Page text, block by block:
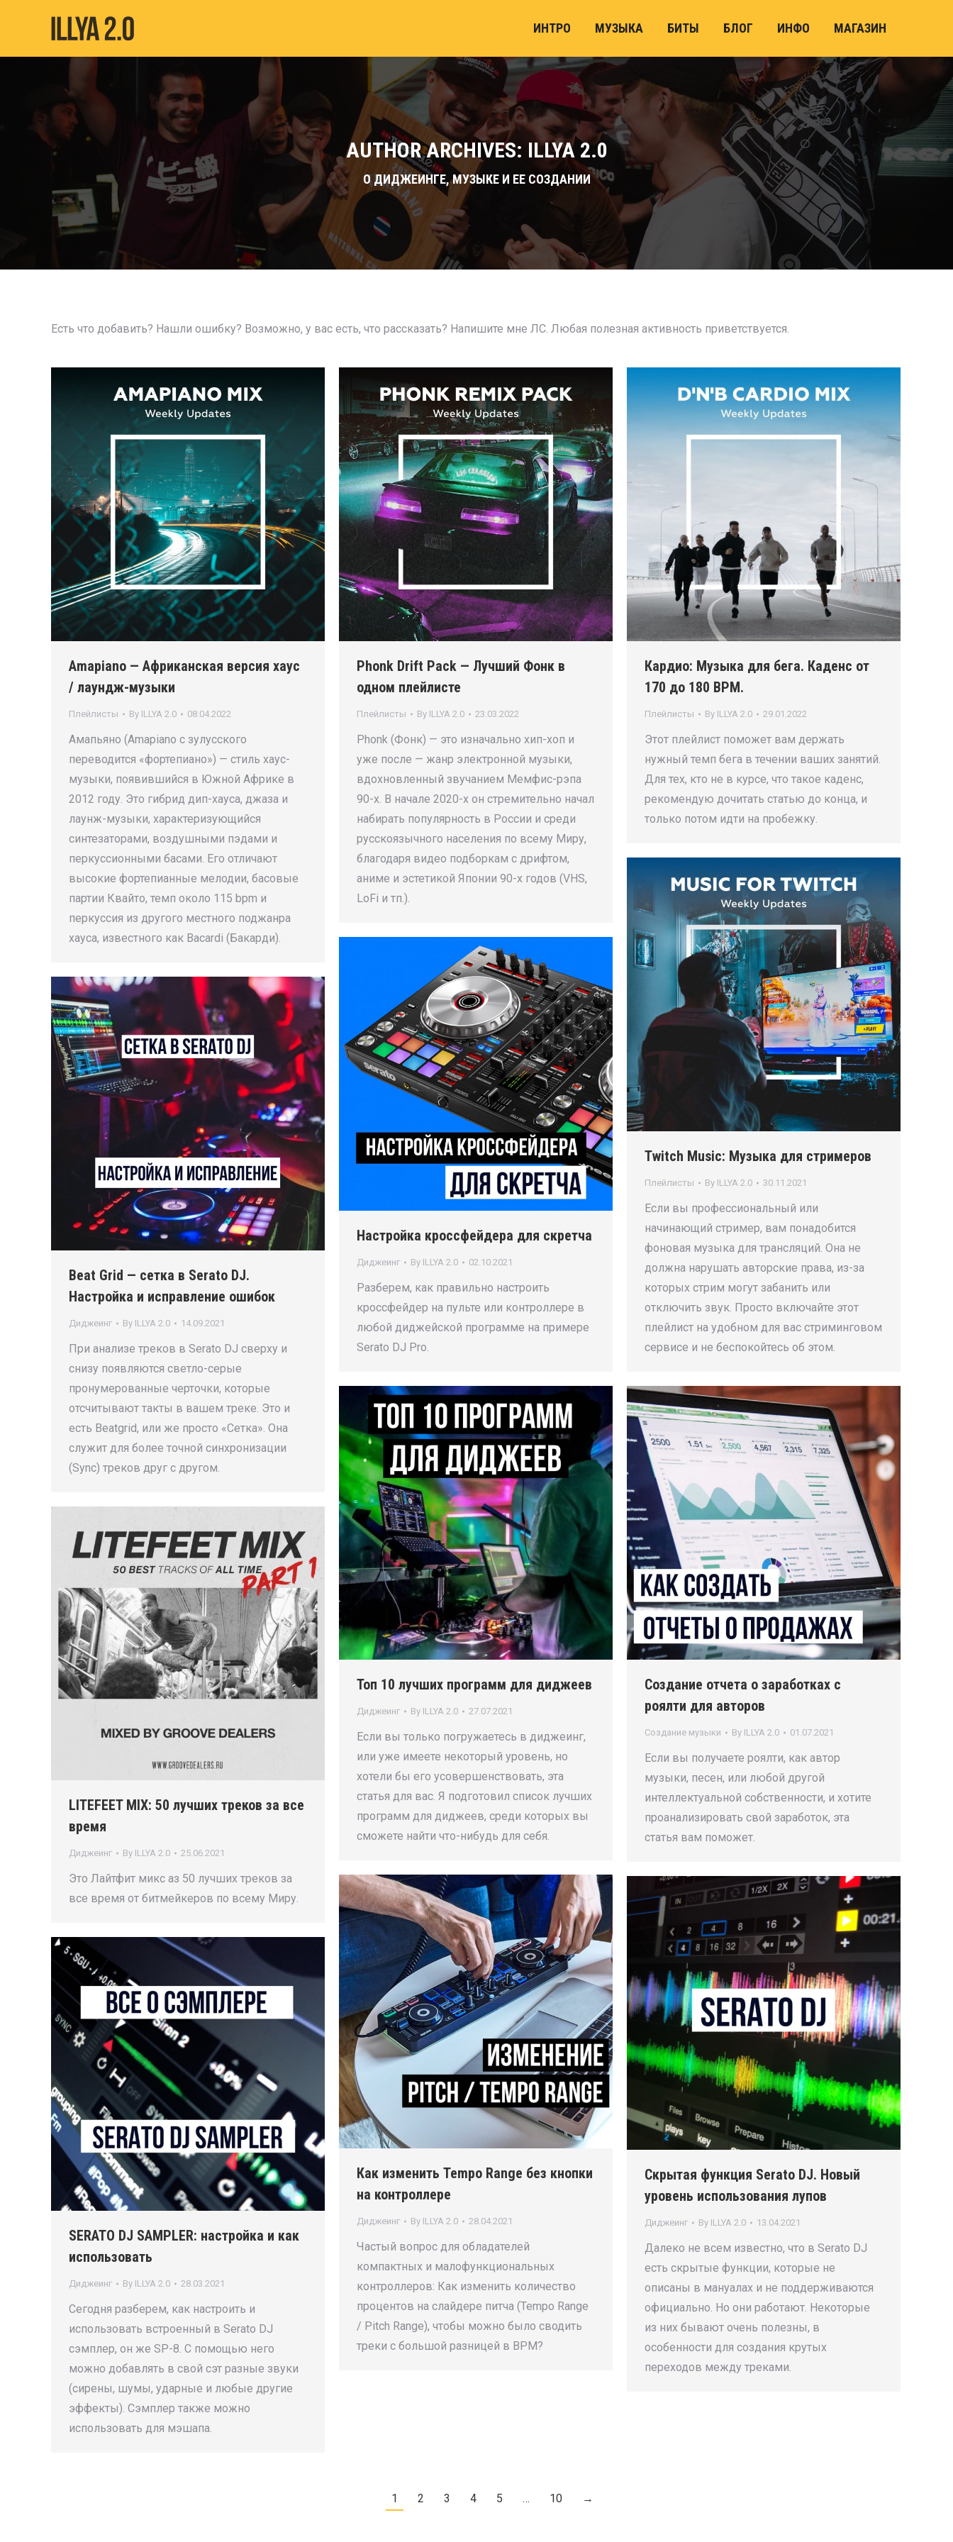
ИНТРО МУЗЫКА БИТЫ БЛОГ ИНФО МАГАЗИН
AUTHOR ARCHIVES: ILLYA 2.0
О ДИДЖЕИНГЕ, МУЗЫКЕ И ЕЕ СОЗДАНИИ
Есть что добавить? Нашли ошибку? Возможно, у вас есть, что рассказать? Напишите мне ЛС. Любая полезная активность приветствуется.
Amapiano — Африканская версия хаус
/ лаундж-музыки
Плейлисты By ILLYA 2.0 08.04.2022
Амапьяно (Amapiano с зулусского
переводится «фортепиано») — стиль хаус-
музыки, появившийся в Южной Африке в
2012 году. Это гибрид дип-хауса, джаза и
лаунж-музыки, характеризующийся
синтезаторами, воздушными пэдами и
перкуссионными басами. Его отличают
высокие фортепианные мелодии, басовые
партии Квайто, темп около 115 bpm и
перкуссия из другого местного поджанра
хауса, известного как Bacardi (Бакарди).
Phonk Drift Pack — Лучший Фонк в
одном плейлисте
Плейлисты By ILLYA 2.0 23.03.2022
Phonk (Фонк) — это изначально хип-хоп и
уже после — жанр электронной музыки,
вдохновленный звучанием Мемфис-рэпа
90-х. В начале 2020-х он стремительно начал
набирать популярность в России и среди
русскоязычного населения по всему Миру,
благодаря видео подборкам с дрифтом,
аниме и эстетикой Японии 90-х годов (VHS,
LoFi и тп.).
Кардио: Музыка для бега. Каденс от
170 до 180 BPM.
Плейлисты By ILLYA 2.0 29.01.2022
Этот плейлист поможет вам держать
нужный темп бега в течении ваших занятий.
Для тех, кто не в курсе, что такое каденс,
рекомендую дочитать статью до конца, и
только потом идти на пробежку.
Twitch Music: Музыка для стримеров
Плейлисты By ILLYA 2.0 30.11.2021
Если вы профессиональный или
начинающий стример, вам понадобится
фоновая музыка для трансляций. Она не
должна нарушать авторские права, из-за
которых стрим могут забанить или
отключить звук. Просто включайте этот
плейлист на удобном для вас стриминговом
сервисе и не беспокойтесь об этом.
Настройка кроссфейдера для скретча
Диджеинг By ILLYA 2.0 02.10.2021
Разберем, как правильно настроить
кроссфейдер на пульте или контроллере в
любой диджейской программе на примере
Serato DJ Pro.
Beat Grid — сетка в Serato DJ.
Настройка и исправление ошибок
Диджеинг By ILLYA 2.0 14.09.2021
При анализе треков в Serato DJ сверху и
снизу появляются светло-серые
пронумерованные черточки, которые
отсчитывают такты в вашем треке. Это и
есть Beatgrid, или же просто «Сетка». Она
служит для более точной синхронизации
(Sync) треков друг с другом.
Топ 10 лучших программ для диджеев
Диджеинг By ILLYA 2.0 27.07.2021
Если вы только погружаетесь в диджеинг,
или уже имеете некоторый уровень, но
хотели бы его усовершенствовать, эта
статья для вас. Я подготовил список лучших
программ для диджеев, среди которых вы
сможете найти что-нибудь для себя.
Создание отчета о заработках с
роялти для авторов
Создание музыки By ILLYA 2.0 01.07.2021
Если вы получаете роялти, как автор
музыки, песен, или любой другой
интеллектуальной собственности, и хотите
проанализировать свой заработок, эта
статья вам поможет.
LITEFEET MIX: 50 лучших треков за все
время
Диджеинг By ILLYA 2.0 25.06.2021
Это Лайтфит микс аз 50 лучших треков за
все время от битмейкеров по всему Миру.
Как изменить Tempo Range без кнопки
на контроллере
Диджеинг By ILLYA 2.0 28.04.2021
Частый вопрос для обладателей
компактных и малофункциональных
контроллеров: Как изменить количество
процентов на слайдере питча (Tempo Range
/ Pitch Range), чтобы можно было сводить
треки с большой разницей в BPM?
Скрытая функция Serato DJ. Новый
уровень использования лупов
Диджеинг By ILLYA 2.0 13.04.2021
Далеко не всем известно, что в Serato DJ
есть скрытые функции, которые не
описаны в мануалах и не поддерживаются
официально. Но они работают. Некоторые
из них бывают очень полезны, в
особенности для создания крутых
переходов между треками.
SERATO DJ SAMPLER: настройка и как
использовать
Диджеинг By ILLYA 2.0 28.03.2021
Сегодня разберем, как настроить и
использовать встроенный в Serato DJ
сэмплер, он же SP-8. С помощью него
можно добавлять в свой сэт разные звуки
(сирены, шумы, ударные и любые другие
эффекты). Сэмплер также можно
использовать для мэшапа.
1 2 3 4 5 … 10 →